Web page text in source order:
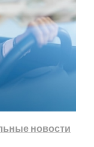
новости